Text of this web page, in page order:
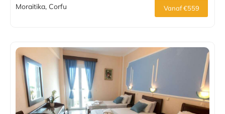
Moraitika, Corfu Vanaf €559